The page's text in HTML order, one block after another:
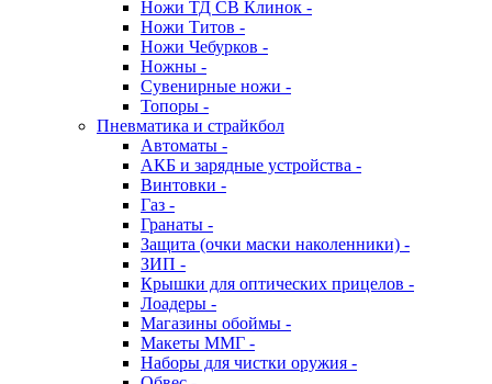
Ножи ТД СВ Клинок -
Ножи Титов -
Ножи Чебурков -
Ножны -
Сувенирные ножи -
Топоры -
Пневматика и страйкбол
Автоматы -
АКБ и зарядные устройства -
Винтовки -
Газ -
Гранаты -
Защита (очки маски наколенники) -
ЗИП -
Крышки для оптических прицелов -
Лоадеры -
Магазины обоймы -
Макеты ММГ -
Наборы для чистки оружия -